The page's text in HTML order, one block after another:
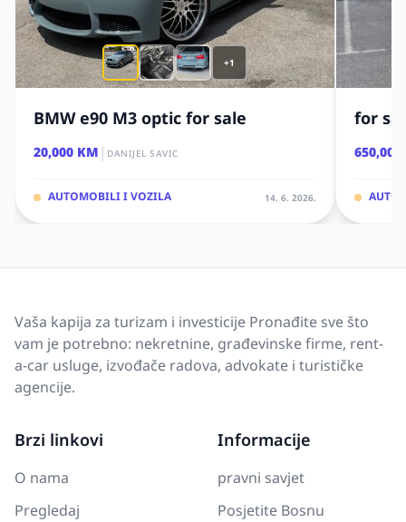
+1
BMW e90 M3 optic for sale
20,000 KM| DANIJEL SAVIC
AUTOMOBILI I VOZILA 14. 6. 2026.
for
Vaša kapija za turizam i investicije Pronađite sve što
vam je potrebno: nekretnine, građevinske firme, rent-
a-car usluge, izvođače radova, advokate i turističke
agencije.
Brzi linkovi
O nama
Pregledaj
Informacije
pravni savjet
Posjetite Bosnu